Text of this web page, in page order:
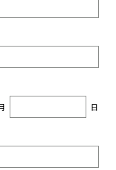
日